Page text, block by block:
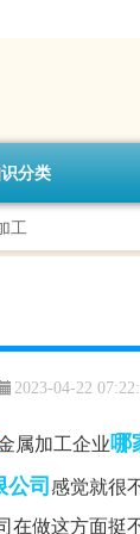
分类
工
2023-04-22
属加工企业哪
公司感觉就很
在做这方面挺